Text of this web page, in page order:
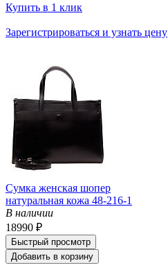
Купить в 1 клик
Зарегистрироваться и узнать цену
Сумка женская шопер
натуральная кожа 48-216-1
В наличии
18990 ₽
Быстрый просмотр
Добавить в корзину